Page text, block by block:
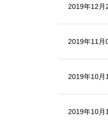
2019年12月
2019年11月
2019年10月
2019年10月